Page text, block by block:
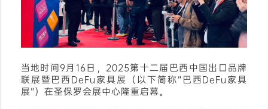
当地时间9月16日，2025第十二届巴西中国出口品牌
联展暨巴西DeFu家具展（以下简称“巴西DeFu家具
展”）在圣保罗会展中心隆重启幕。